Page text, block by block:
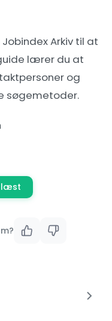
Arkiv til at
lærer du at
og
søgemetoder.
læst